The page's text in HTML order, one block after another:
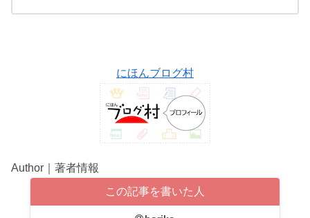
にほんブログ村
Author｜著者情報
この記事を書いた人